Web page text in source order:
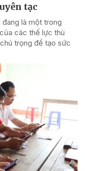
tạc
đang là một trong
các thế lực thù
trọng để tạo sức